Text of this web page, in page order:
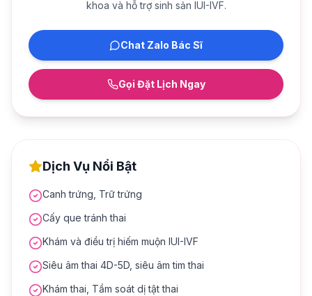
khoa và hỗ trợ sinh sản IUI-IVF.
Chat Zalo Bác Sĩ
Gọi Đặt Lịch Ngay
Dịch Vụ Nổi Bật
Canh trứng, Trữ trứng
Cấy que tránh thai
Khám và điều trị hiếm muộn IUI-IVF
Siêu âm thai 4D-5D, siêu âm tim thai
Khám thai, Tầm soát dị tật thai